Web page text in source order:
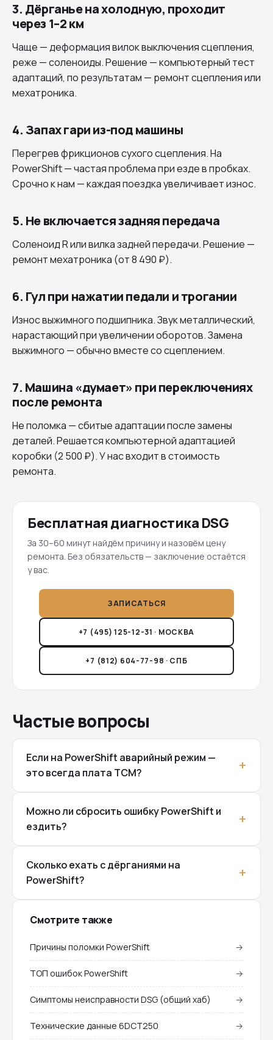
3. Дёрганье на холодную, проходит
через 1–2 км
Чаще — деформация вилок выключения сцепления,
реже — соленоиды. Решение — компьютерный тест
адаптаций, по результатам — ремонт сцепления или
мехатроника.
4. Запах гари из-под машины
Перегрев фрикционов сухого сцепления. На
PowerShift — частая проблема при езде в пробках.
Срочно к нам — каждая поездка увеличивает износ.
5. Не включается задняя передача
Соленоид R или вилка задней передачи. Решение —
ремонт мехатроника (от 8 490 ₽).
6. Гул при нажатии педали и трогании
Износ выжимного подшипника. Звук металлический,
нарастающий при увеличении оборотов. Замена
выжимного — обычно вместе со сцеплением.
7. Машина «думает» при переключениях
после ремонта
Не поломка — сбитые адаптации после замены
деталей. Решается компьютерной адаптацией
коробки (2 500 ₽). У нас входит в стоимость
ремонта.
Бесплатная диагностика DSG
За 30–60 минут найдём причину и назовём цену
ремонта. Без обязательств — заключение остаётся
у вас.
ЗАПИСАТЬСЯ
+7 (495) 125-12-31 · МОСКВА
+7 (812) 604-77-98 · СПБ
Частые вопросы
Если на PowerShift аварийный режим —
это всегда плата TCM?
Можно ли сбросить ошибку PowerShift и
ездить?
Сколько ехать с дёрганиями на
PowerShift?
Смотрите также
Причины поломки PowerShift →
ТОП ошибок PowerShift →
Симптомы неисправности DSG (общий хаб) →
Технические данные 6DCT250 →